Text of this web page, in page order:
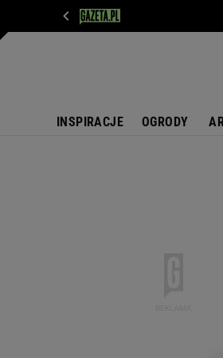
INSPIRACJE OGRODY